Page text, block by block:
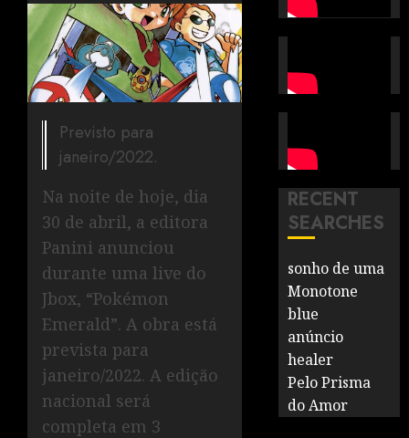
Previsto para
janeiro/2022.
Na noite de hoje, dia
30 de abril, a editora
Panini anunciou
durante uma live do
Jbox, “Pokémon
Emerald”. A obra está
prevista para
janeiro/2022. A edição
nacional será
completa em 3
RECENT
SEARCHES
sonho de uma
Monotone
blue
anúncio
healer
Pelo Prisma
do Amor